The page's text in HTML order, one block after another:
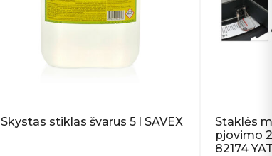
Skystas stiklas švarus 5 l SAVEX
Staklės
pjovimo
82174